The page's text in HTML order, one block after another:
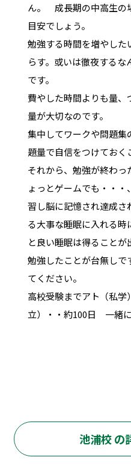
ん。 成長期の中高生の
目安でしょう。
勉強する時間を増やし
らす。或いは徹夜する
です。
費やした時間よりも量、
量が大切なのです。
集中してワークや問題集
題量で自信をつけておく
それから、勉強が終わっ
ょっとゲームでも・・
習し脳に記憶され達成さ
る大事な睡眠に入れる時
と良い睡眠は得ること
勉強したことが台無し
てください。
高校受験までアト（私学
立）・・約100日 一緒
池浦校 の